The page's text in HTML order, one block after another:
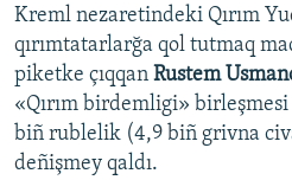
SÜRET
BLOGLAR
FİKİR
Русский
Kreml nezaretindeki Qırım
qırımtatarlarğa qol tutmaq
piketke çıqqan Rustem
«Qırım birdemligi»
biñ rublelik (4,9 biñ grivna
deñişmey qaldı.